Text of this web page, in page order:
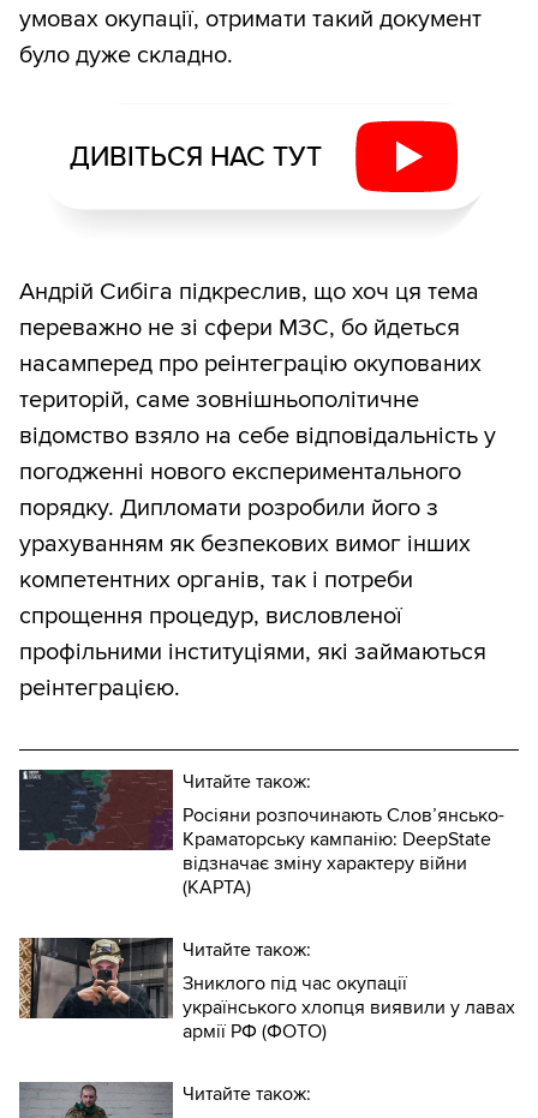
умовах окупації, отримати такий документ
було дуже складно.
ДИВІТЬСЯ НАС ТУТ
Андрій Сибіга підкреслив, що хоч ця тема
переважно не зі сфери МЗС, бо йдеться
насамперед про реінтеграцію окупованих
територій, саме зовнішньополітичне
відомство взяло на себе відповідальність у
погодженні нового експериментального
порядку. Дипломати розробили його з
урахуванням як безпекових вимог інших
компетентних органів, так і потреби
спрощення процедур, висловленої
профільними інституціями, які займаються
реінтеграцією.
Читайте також:
Росіяни розпочинають Слов’янсько-
Краматорську кампанію: DeepState
відзначає зміну характеру війни
(КАРТА)
Читайте також:
Зниклого під час окупації
українського хлопця виявили у лавах
армії РФ (ФОТО)
Читайте також: